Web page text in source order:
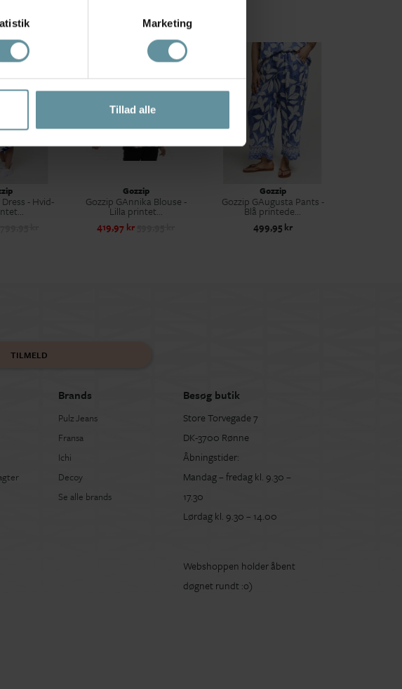
Marketing
Tillad alle
- Hvid-
Gozzip
Gozzip GAnnika Blouse -
Lilla printet...
419,97 kr
Gozzip
Gozzip GAugusta Pants -
Blå printede...
499,95 kr
TILMELD
Brands
Pulz Jeans
Fransa
Ichi
Decoy
Se alle brands
Besøg butik
Store Torvegade 7
DK-3700 Rønne
Åbningstider:
Mandag – fredag kl. 9.30 –
17.30
Lørdag kl. 9.30 – 14.00
Webshoppen holder åbent
døgnet rundt :o)